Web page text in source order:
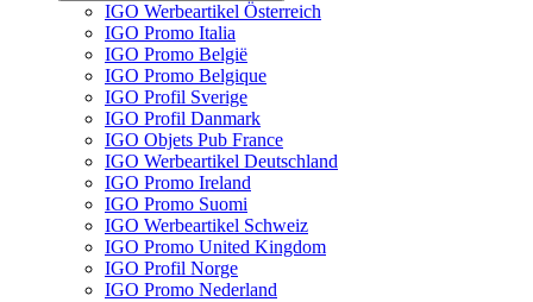
IGO Werbeartikel Österreich
IGO Promo Italia
IGO Promo België
IGO Promo Belgique
IGO Profil Sverige
IGO Profil Danmark
IGO Objets Pub France
IGO Werbeartikel Deutschland
IGO Promo Ireland
IGO Promo Suomi
IGO Werbeartikel Schweiz
IGO Promo United Kingdom
IGO Profil Norge
IGO Promo Nederland